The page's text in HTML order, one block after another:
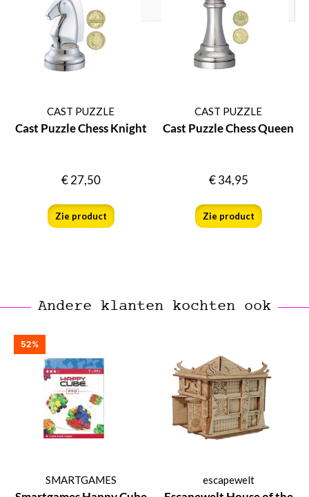
Breinbreker € 10 – € 25
CAST PUZZLE
Cast Puzzle Chess Knight
€27,50
Zie product
CAST PUZZLE
Cast Puzzle Chess Queen
€34,95
Zie product
Andere klanten kochten ook
52%
SMARTGAMES escapewelt